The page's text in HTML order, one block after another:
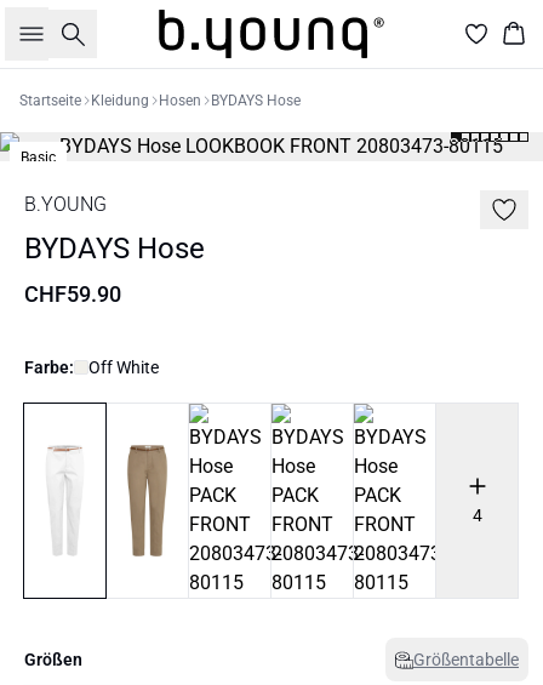
Suche
Startseite Kleidung Hosen BYDAYS Hose
Basic
B.YOUNG
BYDAYS Hose
CHF59.90
Farbe: Off White
4
Größen Größentabelle